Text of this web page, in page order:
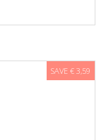
SAVE € 3,59